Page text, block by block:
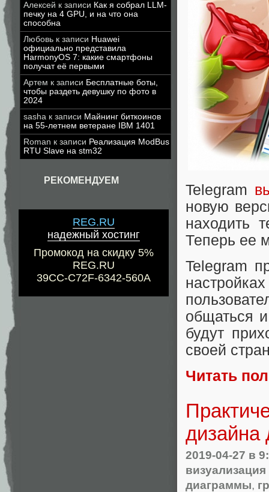
Алексей к записи Как я собрал LLM-
печку на 4 GPU, и на что она
способна
Любовь к записи Huawei
официально представила
HarmonyOS 7: какие смартфоны
получат её первыми
Артем к записи Бесплатные боты,
чтобы раздеть девушку по фото в
2024
sasha к записи Майнинг биткоинов
на 55-летнем ветеране IBM 1401
Roman к записи Реализация ModBus
RTU Slave на stm32
РЕКОМЕНДУЕМ
REG.RU
надежный хостинг
Промокод на скидку 5%
REG.RU
39CC-C72F-6342-560A
Telegram
новую
находить
Теперь ее
Telegram
общаться
будут
своей
Читать
дизайна
2019-04-27 в
диаграммы,